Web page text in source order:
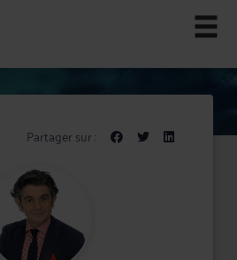
Partager sur :